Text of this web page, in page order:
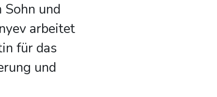
und
arbeitet
für das
und